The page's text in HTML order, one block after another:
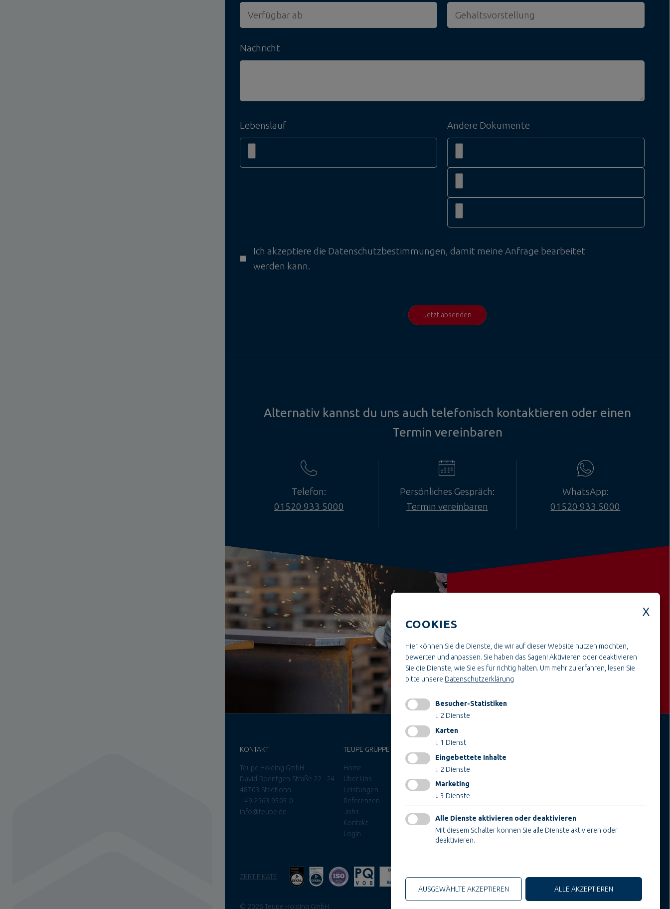
Nachricht
Lebenslauf Andere Dokumente
Ich akzeptiere die Datenschutzbestimmungen, damit meine Anfrage bearbeitet
werden kann.
Jetzt absenden
Alternativ kannst du uns auch telefonisch kontaktieren oder einen
Termin vereinbaren
Telefon:
01520 933 5000
Persönliches Gespräch:
Termin vereinbaren
WhatsApp:
01520 933 5000
BereichHandwerk & Montage
KONTAKT
Teupe Holding GmbH
David-Roentgen-Straße 22 - 24
48703 Stadtlohn
+49 2563 9303-0
info@teupe.de
TEUPE GRUPPE
Home
Über Uns
Leistungen
Referenzen
Jobs
Kontakt
Login
Ausbildung & Studium
Bau- & Projektleitung
Administration & Verwaltung
Handwerk & Montage
ZERTIFIKATE
© 2026 Teupe Holding GmbH
COOKIES
Hier können Sie die Dienste, die wir auf dieser Website nutzen möchten,
bewerten und anpassen. Sie haben das Sagen! Aktivieren oder deaktivieren
Sie die Dienste, wie Sie es für richtig halten. Um mehr zu erfahren, lesen Sie
bitte unsere Datenschutzerklärung
Besucher-Statistiken
↓ 2 Dienste
Karten
↓ 1 Dienst
Eingebettete Inhalte
↓ 2 Dienste
Marketing
↓ 3 Dienste
Alle Dienste aktivieren oder deaktivieren
Mit diesem Schalter können Sie alle Dienste aktivieren oder
deaktivieren.
AUSGEWÄHLTE AKZEPTIEREN ALLE AKZEPTIEREN